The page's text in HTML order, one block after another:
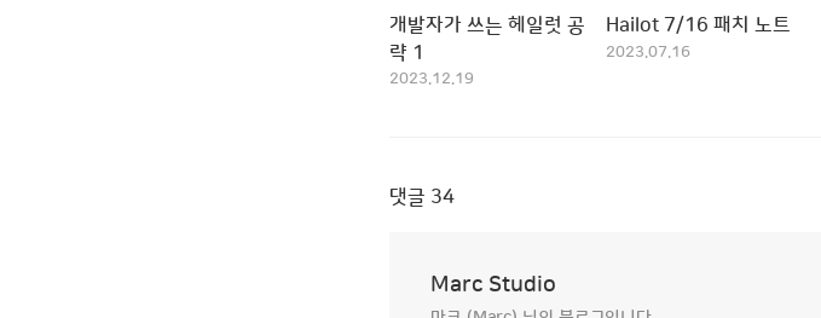
개발자가 쓰는 헤일럿 공
략 1
2023.12.19
Hailot 7/16 패치 노트
2023.07.16
댓글 34
Marc Studio